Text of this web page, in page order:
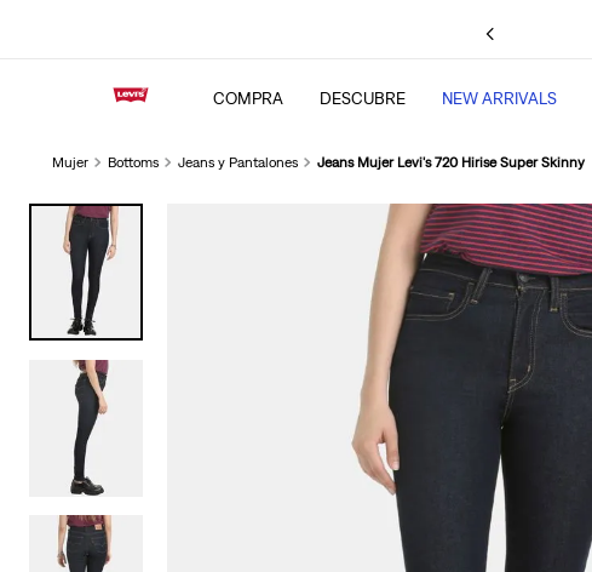
COMPRA DESCUBRE NEW ARRIVALS
Mujer Bottoms Jeans y Pantalones Jeans Mujer Levi's 720 Hirise Super Skinny